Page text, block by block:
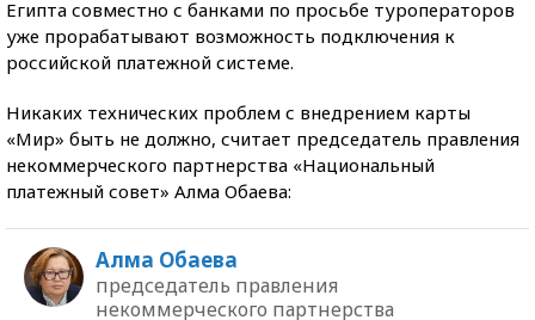
Египта совместно с банками по просьбе туроператоров
уже прорабатывают возможность подключения к
российской платежной системе.
Никаких технических проблем с внедрением карты
«Мир» быть не должно, считает председатель правления
некоммерческого партнерства «Национальный
платежный совет» Алма Обаева:
Алма Обаева
председатель правления
некоммерческого партнерства